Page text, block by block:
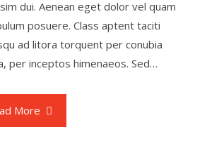
dui. Aenean eget dolor vel quam
posuere. Class aptent taciti
ad litora torquent per conubia
per inceptos himenaeos. Sed…
More